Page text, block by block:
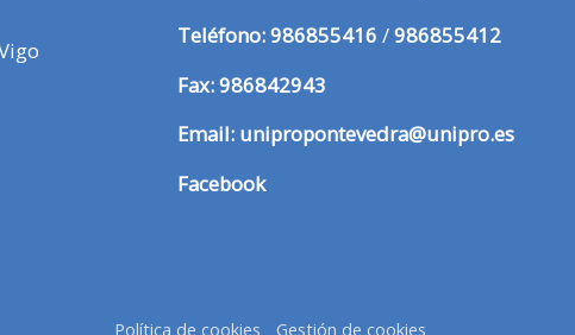
Teléfono:986855416 /986855412
Fax:986842943
Email: unipropontevedra@unipro.es
Facebook
Política de cookies Gestión de cookies